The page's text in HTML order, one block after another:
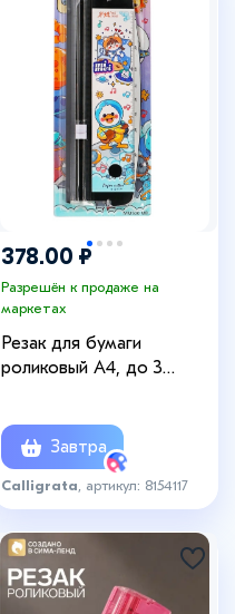
378.00 ₽
Разрешён к продаже на
маркетах
Резак для бумаги
роликовый А4, до 3
300мм, цвет черный
Завтра
Calligrata , артикул: 8154117